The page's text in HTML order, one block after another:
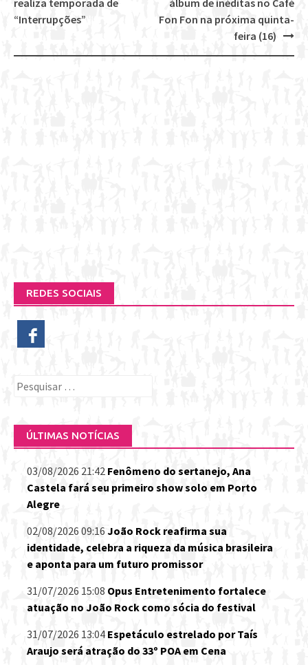
navigation
álbum de inéditas no Café
Fon Fon na próxima quinta-
feira (16)
realiza temporada de
“Interrupções”
REDES SOCIAIS
Pesquisar
ÚLTIMAS NOTÍCIAS
03/08/2026 21:42 Fenômeno do sertanejo, Ana
Castela fará seu primeiro show solo em Porto
Alegre
02/08/2026 09:16 João Rock reafirma sua
identidade, celebra a riqueza da música brasileira
e aponta para um futuro promissor
31/07/2026 15:08 Opus Entretenimento fortalece
atuação no João Rock como sócia do festival
31/07/2026 13:04 Espetáculo estrelado por Taís
Araujo será atração do 33º POA em Cena